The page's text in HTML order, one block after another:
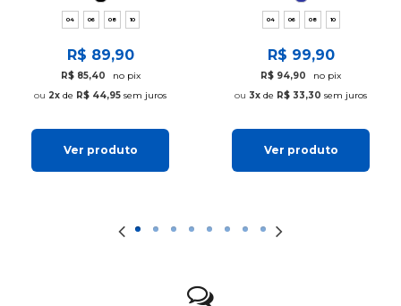
04 06 08 10
R$ 89,90
R$ 85,40
no pix
2x de R$ 44,95 sem juros
Ver produto
04 06 08 10
R$ 99,90
R$ 94,90
no pix
3x de R$ 33,30 sem juros
Ver produto